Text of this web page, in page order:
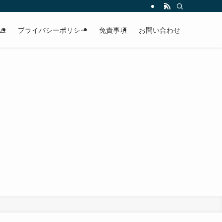
プライバシーポリシー 免責事項 お問い合わせ